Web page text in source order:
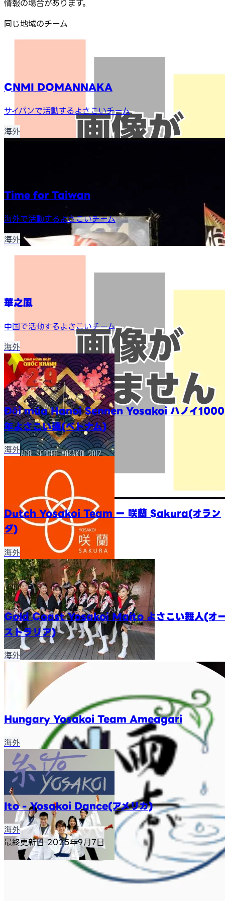
情報の場合があります。
同じ地域のチーム
CNMI DOMANNAKA
サイパンで活動するよさこいチーム
海外
Time for Taiwan
海外で活動するよさこいチーム
海外
華之風
中国で活動するよさこいチーム
海外
Đội múa Hanoi Sennen Yosakoi ハノイ1000
年よさこい連(ベトナム)
海外
Dutch Yosakoi Team ー 咲蘭 Sakura(オラン
ダ)
海外
Gold Coast Yosakoi Maito よさこい舞人(オ
ストラリア)
海外
Hungary Yosakoi Team Ameagari
海外
Ito - Yosakoi Dance(アメリカ)
海外
最終更新日2025年9月7日